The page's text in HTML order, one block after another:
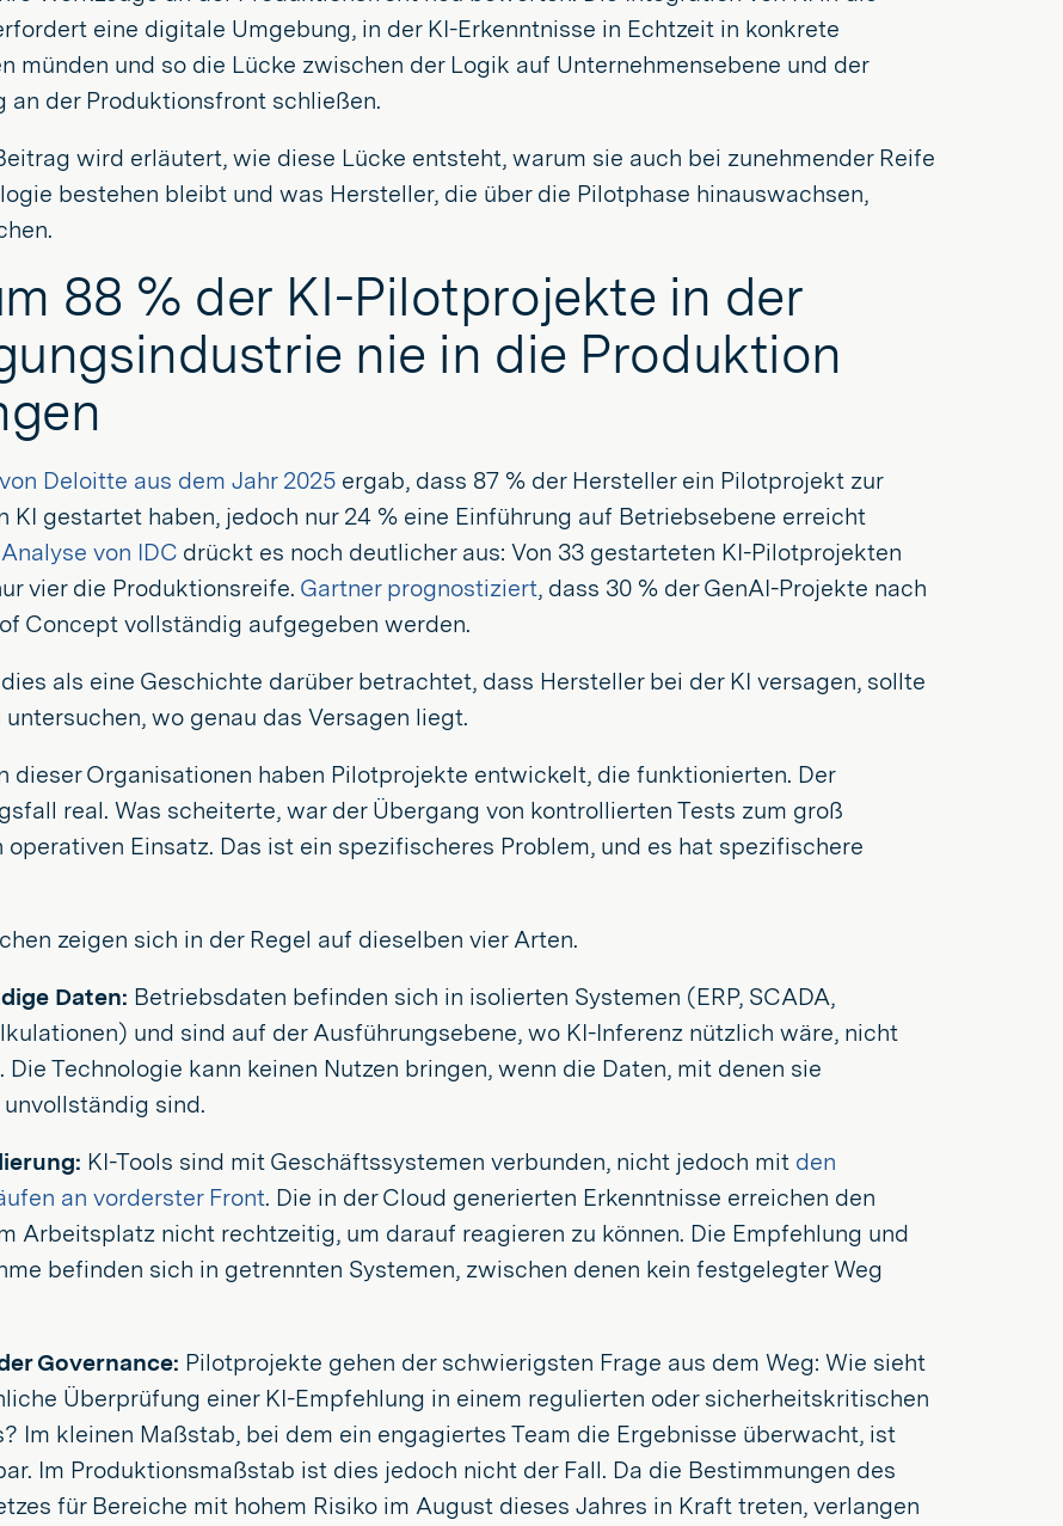
eine digitale Umgebung, in der KI-Erkenntnisse in Echtzeit in konkrete
münden und so die Lücke zwischen der Logik auf Unternehmensebene und der
an der Produktionsfront schließen.
wird erläutert, wie diese Lücke entsteht, warum sie auch bei zunehmender Reife
bestehen bleibt und was Hersteller, die über die Pilotphase hinauswachsen,
88 % der KI-Pilotprojekte in der
nie in die Produktion
Deloitte aus dem Jahr 2025 ergab, dass 87 % der Hersteller ein Pilotprojekt zur
KI gestartet haben, jedoch nur 24 % eine Einführung auf Betriebsebene erreicht
von IDC drückt es noch deutlicher aus: Von 33 gestarteten KI-Pilotprojekten
vier die Produktionsreife. Gartner prognostiziert, dass 30 % der GenAI-Projekte nach
Concept vollständig aufgegeben werden.
als eine Geschichte darüber betrachtet, dass Hersteller bei der KI versagen, sollte
untersuchen, wo genau das Versagen liegt.
dieser Organisationen haben Pilotprojekte entwickelt, die funktionierten. Der
real. Was scheiterte, war der Übergang von kontrollierten Tests zum groß
operativen Einsatz. Das ist ein spezifischeres Problem, und es hat spezifischere
zeigen sich in der Regel auf dieselben vier Arten.
Daten: Betriebsdaten befinden sich in isolierten Systemen (ERP, SCADA,
und sind auf der Ausführungsebene, wo KI-Inferenz nützlich wäre, nicht
Die Technologie kann keinen Nutzen bringen, wenn die Daten, mit denen sie
sind.
KI-Tools sind mit Geschäftssystemen verbunden, nicht jedoch mit den
an vorderster Front. Die in der Cloud generierten Erkenntnisse erreichen den
Arbeitsplatz nicht rechtzeitig, um darauf reagieren zu können. Die Empfehlung und
befinden sich in getrennten Systemen, zwischen denen kein festgelegter Weg
Governance: Pilotprojekte gehen der schwierigsten Frage aus dem Weg: Wie sieht
Überprüfung einer KI-Empfehlung in einem regulierten oder sicherheitskritischen
Im kleinen Maßstab, bei dem ein engagiertes Team die Ergebnisse überwacht, ist
Im Produktionsmaßstab ist dies jedoch nicht der Fall. Da die Bestimmungen des
für Bereiche mit hohem Risiko im August dieses Jahres in Kraft treten, verlangen